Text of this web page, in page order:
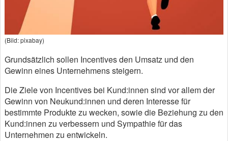
(Bild: pixabay)
Grundsätzlich sollen Incentives den Umsatz und den
Gewinn eines Unternehmens steigern.
Die Ziele von Incentives bei Kund:innen sind vor allem der
Gewinn von Neukund:innen und deren Interesse für
bestimmte Produkte zu wecken, sowie die Beziehung zu den
Kund:innen zu verbessern und Sympathie für das
Unternehmen zu entwickeln.